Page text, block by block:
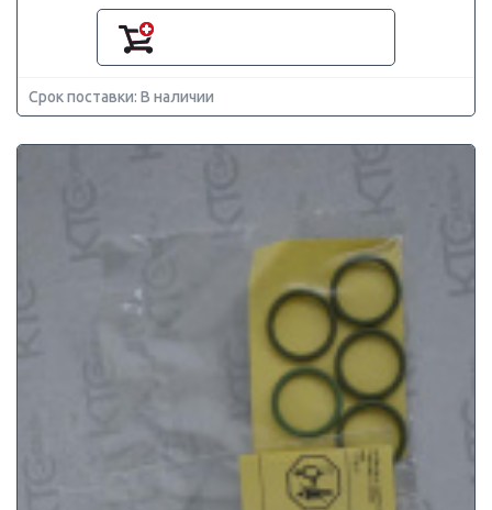
Срок поставки: В наличии